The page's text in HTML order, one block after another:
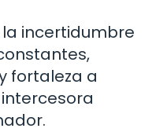
incertidumbre
fortaleza a